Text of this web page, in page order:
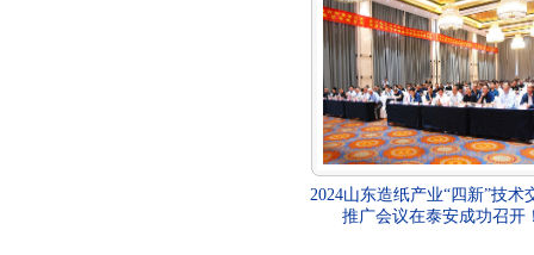
2024山东造纸产业“四新”技术
推广会议在泰安成功召开